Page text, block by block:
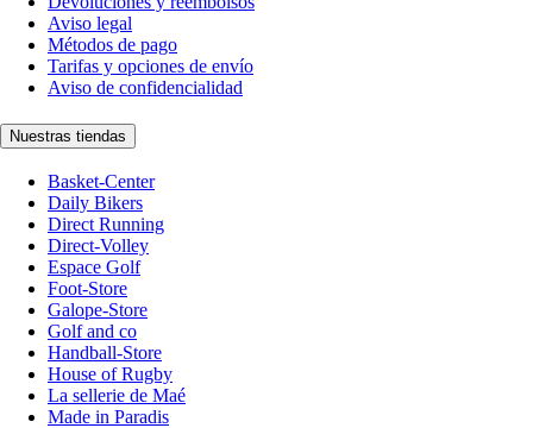
Aviso legal
Métodos de pago
Tarifas y opciones de envío
Aviso de confidencialidad
Nuestras tiendas
Basket-Center
Daily Bikers
Direct Running
Direct-Volley
Espace Golf
Foot-Store
Galope-Store
Golf and co
Handball-Store
House of Rugby
La sellerie de Maé
Made in Paradis